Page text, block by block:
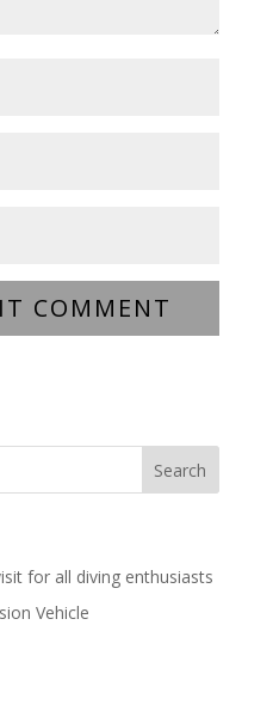
for all diving enthusiasts
Vehicle